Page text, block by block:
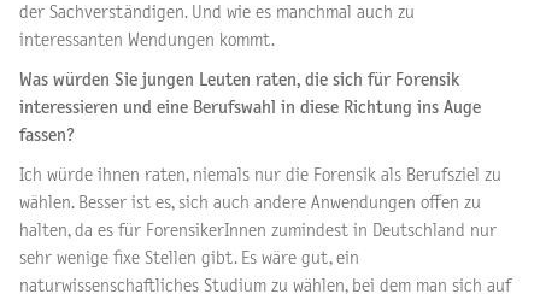
der Sachverständigen. Und wie es manchmal auch zu
interessanten Wendungen kommt.
Was würden Sie jungen Leuten raten, die sich für Forensik
interessieren und eine Berufswahl in diese Richtung ins Auge
fassen?
Ich würde ihnen raten, niemals nur die Forensik als Berufsziel zu
wählen. Besser ist es, sich auch andere Anwendungen offen zu
halten, da es für ForensikerInnen zumindest in Deutschland nur
sehr wenige fixe Stellen gibt. Es wäre gut, ein
naturwissenschaftliches Studium zu wählen, bei dem man sich auf